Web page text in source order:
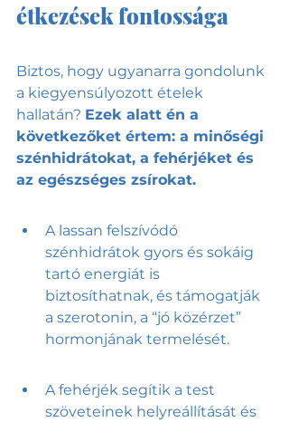
étkezések fontossága
Biztos, hogy ugyanarra gondolunk
a kiegyensúlyozott ételek
hallatán? Ezek alatt én a
következőket értem: a minőségi
szénhidrátokat, a fehérjéket és
az egészséges zsírokat.
A lassan felszívódó
szénhidrátok gyors és sokáig
tartó energiát is
biztosíthatnak, és támogatják
a szerotonin, a “jó közérzet”
hormonjának termelését.
A fehérjék segítik a test
szöveteinek helyreállítását és